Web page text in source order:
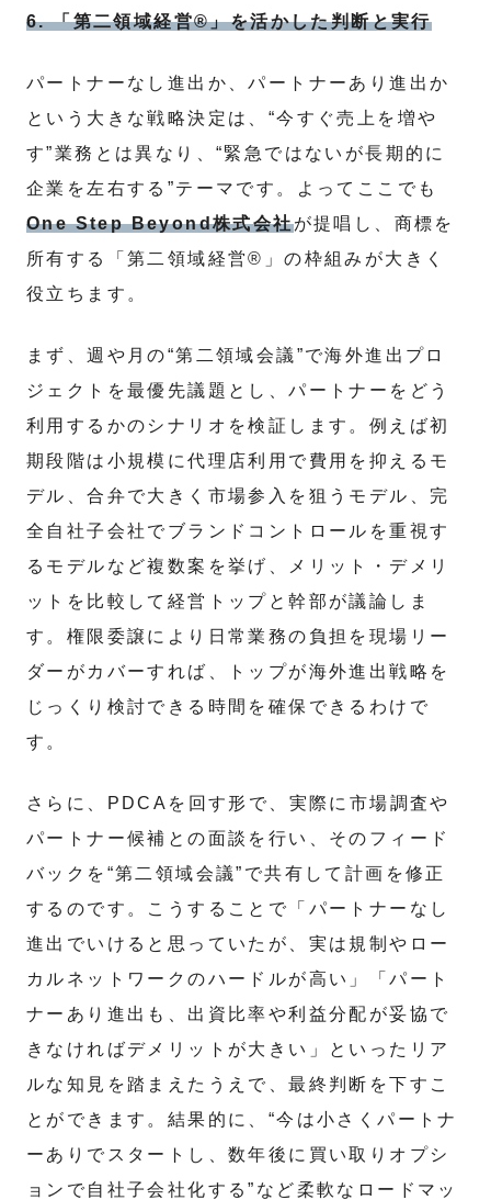
6. 「第二領域経営®」を活かした判断と実行
パートナーなし進出か、パートナーあり進出か
という大きな戦略決定は、“今すぐ売上を増や
す”業務とは異なり、“緊急ではないが長期的に
企業を左右する”テーマです。よってここでも
One Step Beyond株式会社が提唱し、商標を
所有する「第二領域経営®」の枠組みが大きく
役立ちます。
まず、週や月の“第二領域会議”で海外進出プロ
ジェクトを最優先議題とし、パートナーをどう
利用するかのシナリオを検証します。例えば初
期段階は小規模に代理店利用で費用を抑えるモ
デル、合弁で大きく市場参入を狙うモデル、完
全自社子会社でブランドコントロールを重視す
るモデルなど複数案を挙げ、メリット・デメリ
ットを比較して経営トップと幹部が議論しま
す。権限委譲により日常業務の負担を現場リー
ダーがカバーすれば、トップが海外進出戦略を
じっくり検討できる時間を確保できるわけで
す。
さらに、PDCAを回す形で、実際に市場調査や
パートナー候補との面談を行い、そのフィード
バックを“第二領域会議”で共有して計画を修正
するのです。こうすることで「パートナーなし
進出でいけると思っていたが、実は規制やロー
カルネットワークのハードルが高い」「パート
ナーあり進出も、出資比率や利益分配が妥協で
きなければデメリットが大きい」といったリア
ルな知見を踏まえたうえで、最終判断を下すこ
とができます。結果的に、“今は小さくパートナ
ーありでスタートし、数年後に買い取りオプシ
ョンで自社子会社化する”など柔軟なロードマッ